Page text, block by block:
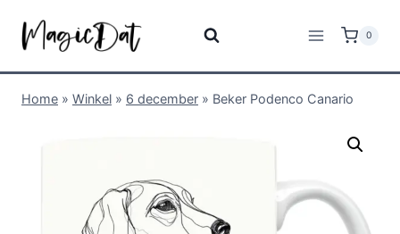
0
Home » Winkel » 6 december » Beker Podenco Canario